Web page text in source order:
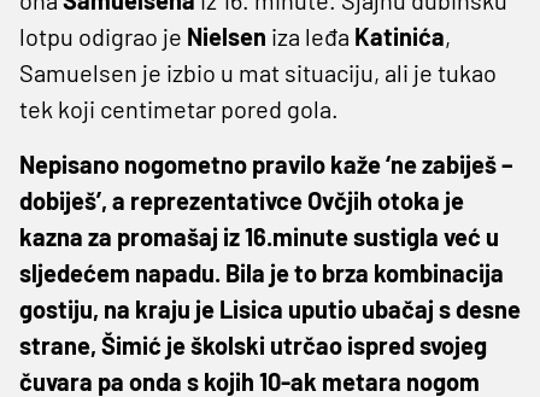
lotpu odigrao je Nielsen iza leđa Katinića,
Samuelsen je izbio u mat situaciju, ali je tukao
tek koji centimetar pored gola.
Nepisano nogometno pravilo kaže ‘ne zabiješ –
dobiješ’, a reprezentativce Ovčjih otoka je
kazna za promašaj iz 16.minute sustigla već u
sljedećem napadu. Bila je to brza kombinacija
gostiju, na kraju je Lisica uputio ubačaj s desne
strane, Šimić je školski utrčao ispred svojeg
čuvara pa onda s kojih 10-ak metara nogom